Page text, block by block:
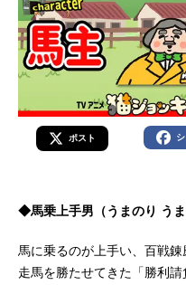
ポスト
◆馬乗上手男（うまのり う
馬に乗るのが上手い、百戦
走馬を勝たせてきた「勝利